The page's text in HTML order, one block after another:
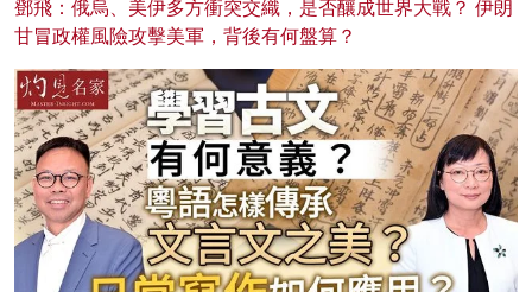
鄧飛：俄烏、美伊多方衝突交織，是否釀成世界大戰？ 伊朗
甘冒政權風險攻擊美軍，背後有何盤算？